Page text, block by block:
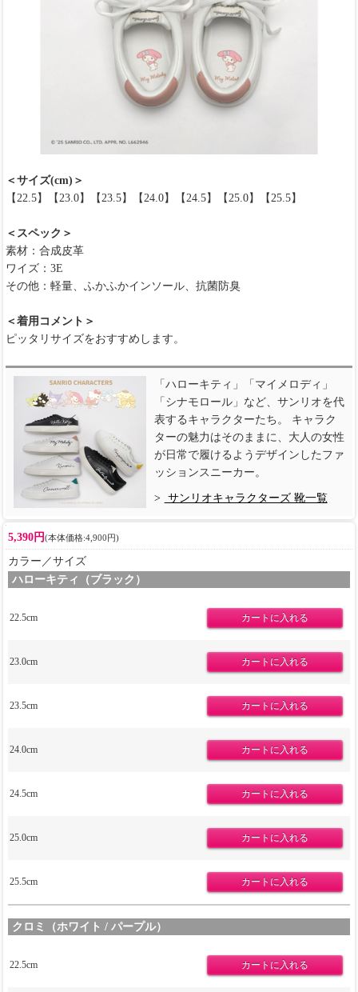
＜サイズ(cm)＞
【22.5】【23.0】【23.5】【24.0】【24.5】【25.0】【25.5】
＜スペック＞
素材：合成皮革
ワイズ：3E
その他：軽量、ふかふかインソール、抗菌防臭
＜着用コメント＞
ピッタリサイズをおすすめします。
「ハローキティ」「マイメロディ」
「シナモロール」など、サンリオを代
表するキャラクターたち。 キャラク
ターの魅力はそのままに、大人の女性
が日常で履けるようデザインしたファ
ッションスニーカー。
サンリオキャラクターズ 靴一覧
5,390円(本体価格:4,900円)
カラー／サイズ
ハローキティ（ブラック）
22.5cm
23.0cm
23.5cm
24.0cm
24.5cm
25.0cm
25.5cm
クロミ（ホワイト / パープル）
22.5cm